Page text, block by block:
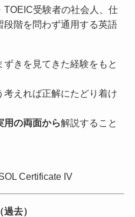
受験者の社会人、仕
階を問わず通用する英語
きを見てきた経験をもと
考えれば正解にたどり着け
用の両面から解説すること
Certificate IV
去）